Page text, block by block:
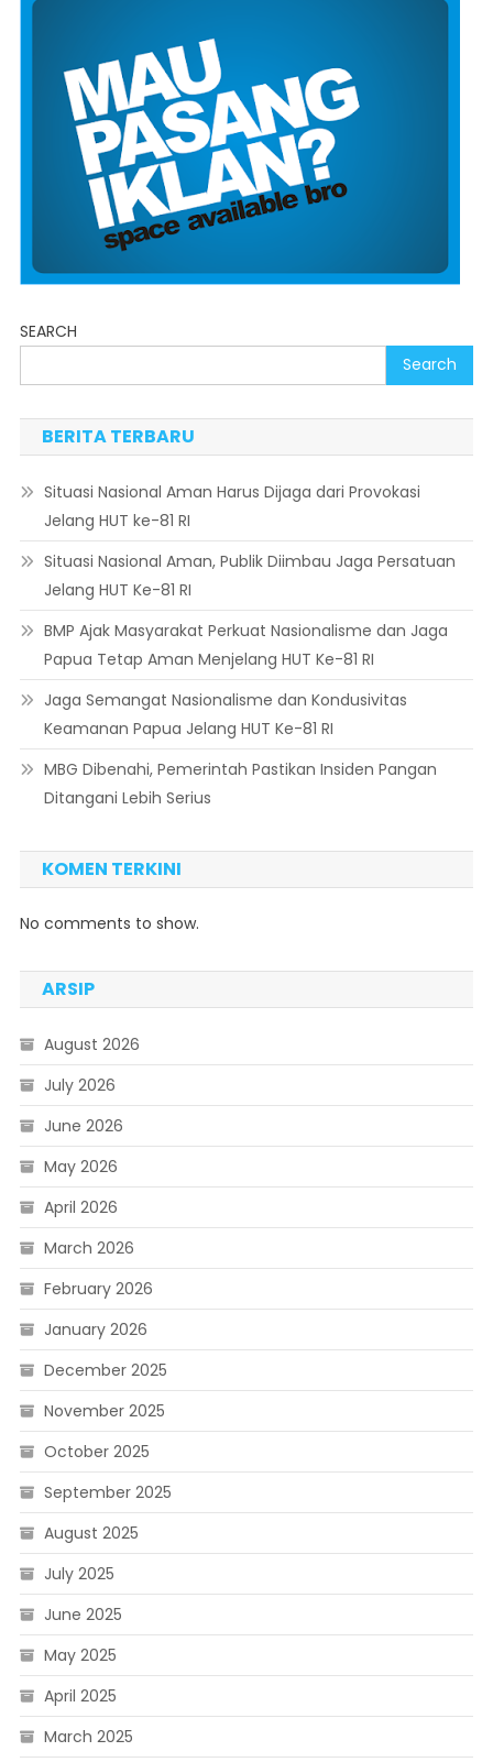
SEARCH
Search
BERITA TERBARU
Situasi Nasional Aman Harus Dijaga dari Provokasi
Jelang HUT ke-81 RI
Situasi Nasional Aman, Publik Diimbau Jaga Persatuan
Jelang HUT Ke-81 RI
BMP Ajak Masyarakat Perkuat Nasionalisme dan Jaga
Papua Tetap Aman Menjelang HUT Ke-81 RI
Jaga Semangat Nasionalisme dan Kondusivitas
Keamanan Papua Jelang HUT Ke-81 RI
MBG Dibenahi, Pemerintah Pastikan Insiden Pangan
Ditangani Lebih Serius
KOMEN TERKINI
No comments to show.
ARSIP
August 2026
July 2026
June 2026
May 2026
April 2026
March 2026
February 2026
January 2026
December 2025
November 2025
October 2025
September 2025
August 2025
July 2025
June 2025
May 2025
April 2025
March 2025